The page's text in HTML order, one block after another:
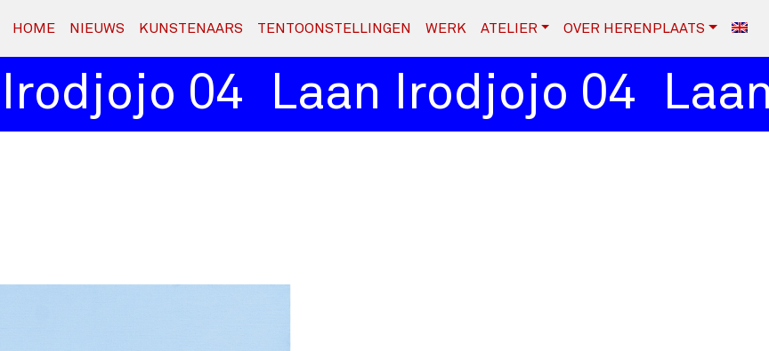
HOME NIEUWS KUNSTENAARS TENTOONSTELLINGEN WERK ATELIER OVER HERENPLAATS
04 Laan Irodjojo 04 Laan